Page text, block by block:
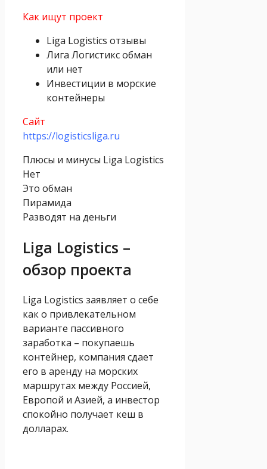
Как ищут проект
Liga Logistics отзывы
Лига Логистикс обман
или нет
Инвестиции в морские
контейнеры
Сайт
https://logisticsliga.ru
Плюсы и минусы Liga Logistics
Нет
Это обман
Пирамида
Разводят на деньги
Liga Logistics –
обзор проекта
Liga Logistics заявляет о себе
как о привлекательном
варианте пассивного
заработка – покупаешь
контейнер, компания сдает
его в аренду на морских
маршрутах между Россией,
Европой и Азией, а инвестор
спокойно получает кеш в
долларах.